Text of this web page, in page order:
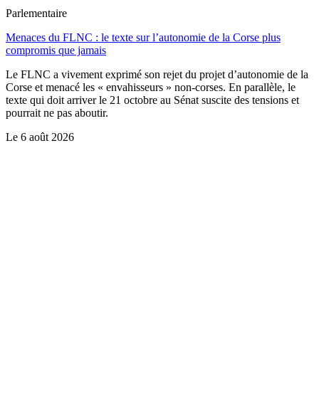
Parlementaire
Menaces du FLNC : le texte sur l’autonomie de la Corse plus
compromis que jamais
Le FLNC a vivement exprimé son rejet du projet d’autonomie de la
Corse et menacé les « envahisseurs » non-corses. En parallèle, le
texte qui doit arriver le 21 octobre au Sénat suscite des tensions et
pourrait ne pas aboutir.
Le 6 août 2026